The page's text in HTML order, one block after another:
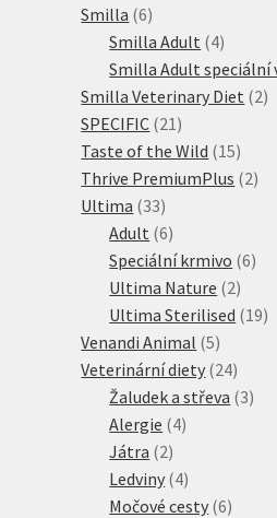
Smilla 66
produktů
Smilla Adult 44
Smilla Adult speciální
Smilla Veterinary Diet 22
SPECIFIC 21 21
produktů
Taste of the Wild 1515
Thrive PremiumPlus 22
Ultima 3333
produktů
Adult 66
produktů
Speciální krmivo 66
Ultima Nature 22
Ultima Sterilised 1919
Venandi Animal 55
produktů
Veterinární diety 2424
Žaludek a střeva 33
Alergie 44
Játra 22
produkty
Ledviny 44
produkty
Močové cesty 66